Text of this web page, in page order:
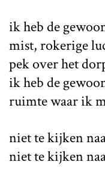
ik heb de
mist, rokerige
pek over het
ik heb de
ruimte waar ik
niet te kijken
niet te kijken